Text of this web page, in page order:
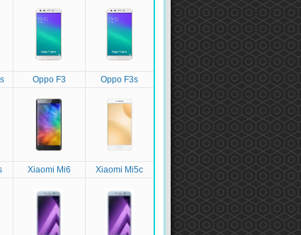
Oppo F3 Oppo F3s
Xiaomi Mi6 Xiaomi Mi5c